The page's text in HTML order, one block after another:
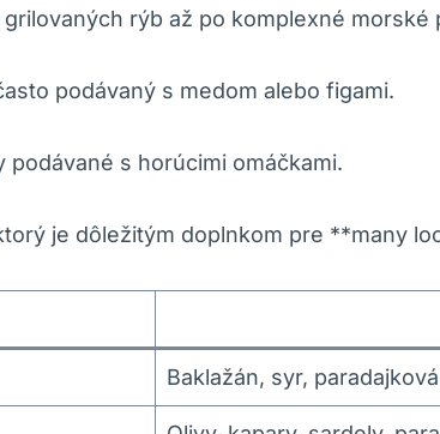
rýb až po komplexné morské
podávaný s⁣ medom alebo figami.
⁤s horúcimi omáčkami.
je dôležitým ​doplnkom pre **many
Baklažán, syr,